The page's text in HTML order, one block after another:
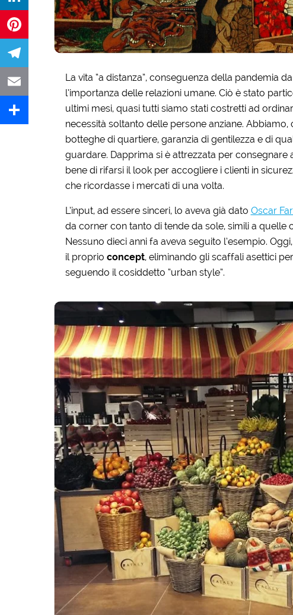
LinkedIn
Pinterest
Telegram
Email
La vita “a distanza”, conseguenza della pandemia
l’importanza delle relazioni umane. Ciò è stato
ultimi mesi, quasi tutti siamo stati costretti ad
necessità soltanto delle persone anziane. Abbiamo,
botteghe di quartiere, garanzia di gentilezza e di
guardare. Dapprima si è attrezzata per
bene di rifarsi il look per accogliere i clienti in
che ricordasse i mercati di una volta.
L’input, ad essere sinceri, lo aveva già dato Oscar
da corner con tanto di tende da sole, simili a
Nessuno dieci anni fa aveva seguito l’esempio.
il proprio concept, eliminando gli scaffali asettici
seguendo il cosiddetto “urban style”.